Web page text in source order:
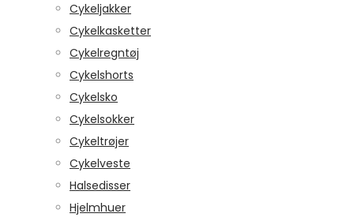
Cykeljakker
Cykelkasketter
Cykelregntøj
Cykelshorts
Cykelsko
Cykelsokker
Cykeltrøjer
Cykelveste
Halsedisser
Hjelmhuer